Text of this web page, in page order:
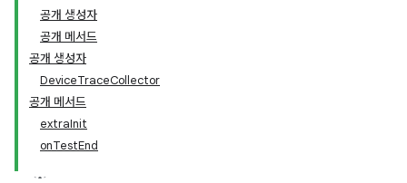
공개 생성자
공개 메서드
공개 생성자
DeviceTraceCollector
공개 메서드
extraInit
onTestEnd